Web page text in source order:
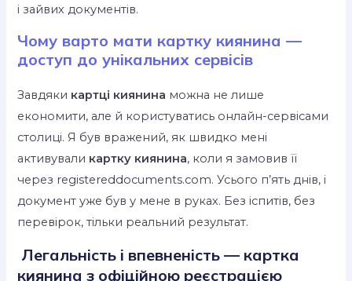
і зайвих документів.
Чому варто мати картку киянина —
доступ до унікальних сервісів
Завдяки картці киянина можна не лише
економити, але й користуватись онлайн-сервісами
столиці. Я був вражений, як швидко мені
активували картку киянина, коли я замовив її
через registereddocuments.com. Усього п’ять днів, і
документ уже був у мене в руках. Без іспитів, без
перевірок, тільки реальний результат.
Легальність і впевненість — картка
киянина з офіційною реєстрацією